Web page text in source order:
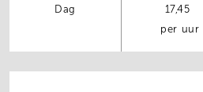
Dag
17,45
per uur